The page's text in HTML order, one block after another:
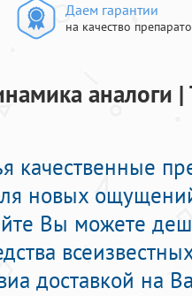
Даем гарантии
на качество
аналоги |
качественные
новых
Вы можете
доставкой на